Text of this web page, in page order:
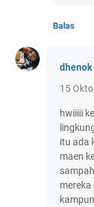
Balas
15
hwiiiii
itu ada
maen